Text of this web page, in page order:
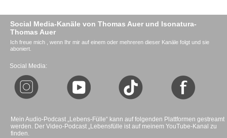
Social Media-Kanäle von Thomas Auer und Isonatura-
Thomas Auer
Ich freue mich , wenn Ihr mir auf einem oder mehreren dieser Kanäle folgt und sie
aboniert.
Social Media:
Mein Audio-Podcast „Lebens-Fülle“ kann auf folgenden Plattformen gestreamt
werden. Der Video-Podcast „Lebensfülle ist auf meinem YouTube-Kanal zu
finden.